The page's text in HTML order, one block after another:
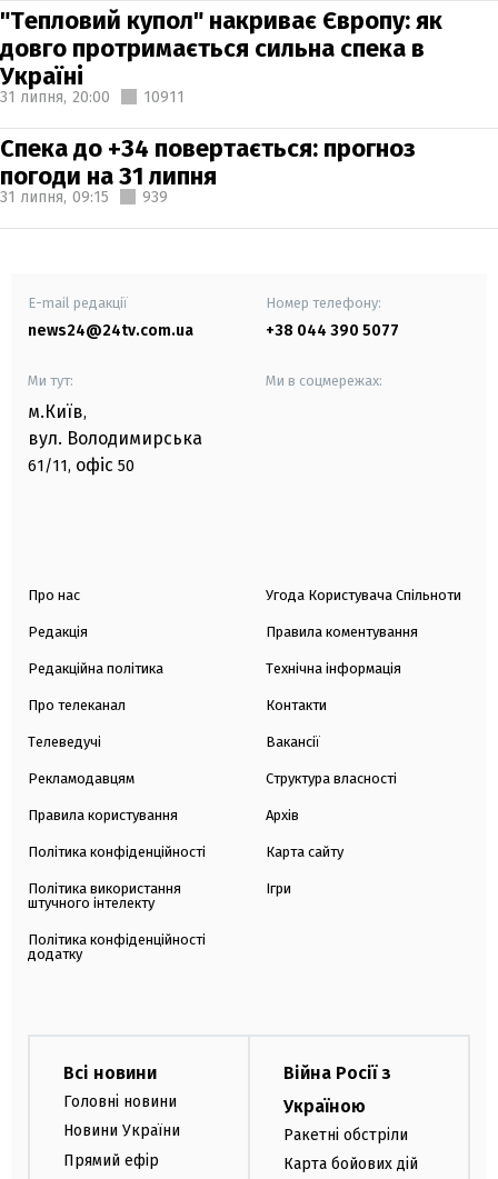
"Тепловий купол" накриває Європу: як
довго протримається сильна спека в
Україні
31 липня, 20:00 10911
Спека до +34 повертається: прогноз
погоди на 31 липня
31 липня, 09:15 939
E-mail редакції
news24@24tv.com.ua
Номер телефону:
+38 044 390 5077
Ми тут:
м.Київ,
вул. Володимирська
61/11, офіс 50
Ми в соцмережах:
Про нас
Редакція
Редакційна політика
Про телеканал
Телеведучі
Рекламодавцям
Правила користування
Політика конфіденційності
Політика використання
штучного інтелекту
Політика конфіденційності
додатку
Угода Користувача Спільноти
Правила коментування
Технічна інформація
Контакти
Вакансії
Структура власності
Архів
Карта сайту
Ігри
Всі новини
Головні новини
Новини України
Прямий ефір
Війна Росії з
Україною
Ракетні обстріли
Карта бойових дій